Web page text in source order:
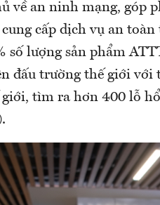
về an ninh mạng, góp
cấp dịch vụ an
số lượng sản phẩm
đấu trường thế giới
giới, tìm ra hơn 400 lỗ